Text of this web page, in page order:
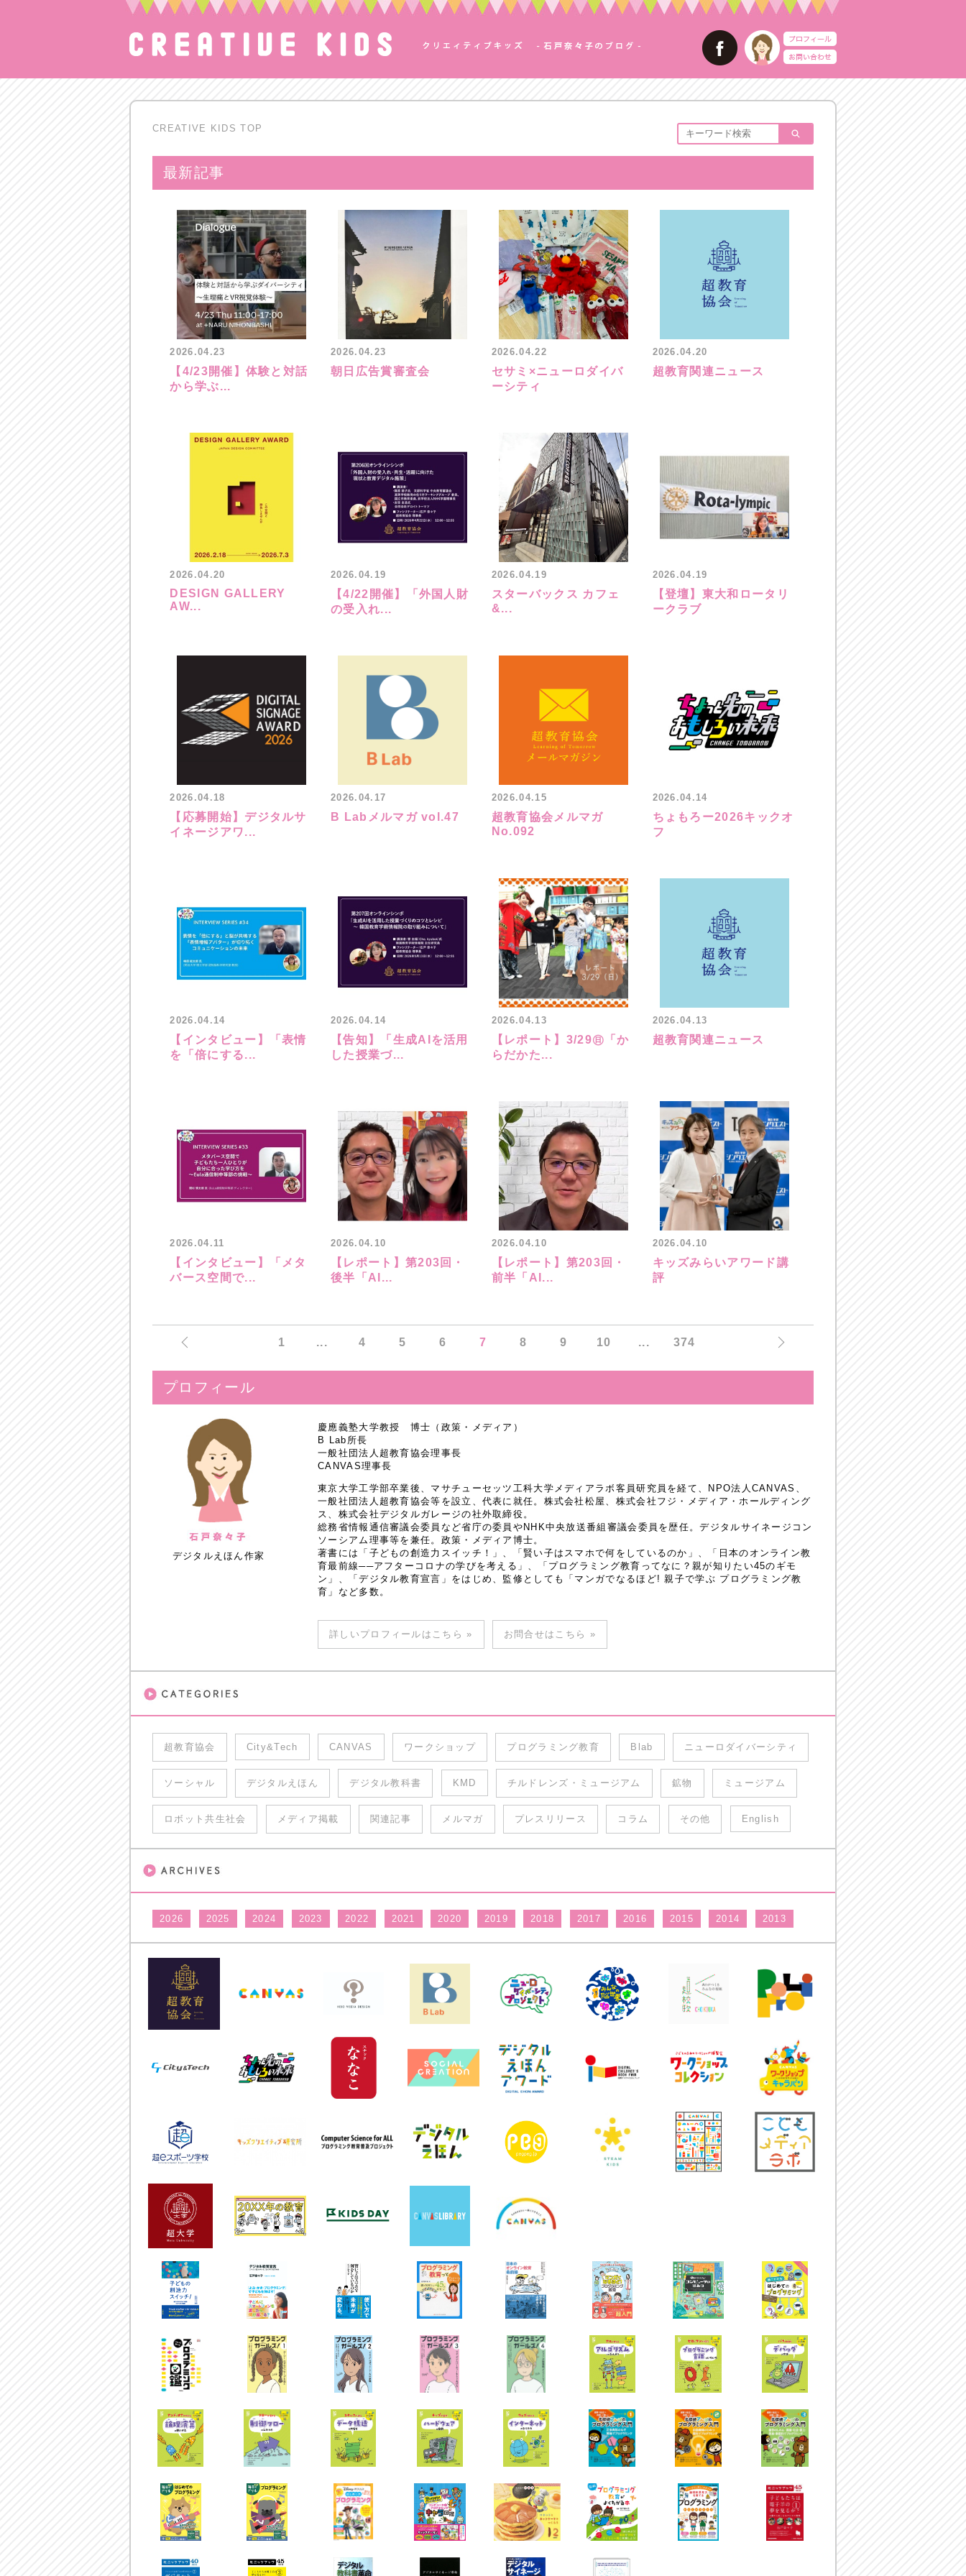
CREATIVE KIDS TOP
最新記事
2026.04.23
【4/23開催】体験と対話
から学ぶ...
2026.04.23
朝日広告賞審査会
2026.04.22
セサミ×ニューロダイバ
ーシティ
2026.04.20
超教育関連ニュース
2026.04.20
DESIGN GALLERY
AW...
2026.04.19
【4/22開催】「外国人財
の受入れ...
2026.04.19
スターバックス カフェ
&...
2026.04.19
【登壇】東大和ロータリ
ークラブ
2026.04.18
【応募開始】デジタルサ
イネージアワ...
2026.04.17
B Labメルマガ vol.47
2026.04.15
超教育協会メルマガ
No.092
2026.04.14
ちょもろー2026キックオ
フ
2026.04.14
【インタビュー】「表情
を「倍にする...
2026.04.14
【告知】「生成AIを活用
した授業づ...
2026.04.13
【レポート】3/29㊐「か
らだかた...
2026.04.13
超教育関連ニュース
2026.04.11
【インタビュー】「メタ
バース空間で...
2026.04.10
【レポート】第203回・
後半「AI...
2026.04.10
【レポート】第203回・
前半「AI...
2026.04.10
キッズみらいアワード講
評
1 ... 4 5 6 7 8 9 10 ... 374
プロフィール
デジタルえほん作家
慶應義塾大学教授 博士（政策・メディア）
B Lab所長
一般社団法人超教育協会理事長
CANVAS理事長
東京大学工学部卒業後、マサチューセッツ工科大学メディアラボ客員研究員を経て、NPO法人CANVAS、
一般社団法人超教育協会等を設立、代表に就任。株式会社松屋、株式会社フジ・メディア・ホールディング
ス、株式会社デジタルガレージの社外取締役。
総務省情報通信審議会委員など省庁の委員やNHK中央放送番組審議会委員を歴任。デジタルサイネージコン
ソーシアム理事等を兼任。政策・メディア博士。
著書には「子どもの創造力スイッチ！」、「賢い子はスマホで何をしているのか」、「日本のオンライン教
育最前線──アフターコロナの学びを考える」、「プログラミング教育ってなに？親が知りたい45のギモ
ン」、「デジタル教育宣言」をはじめ、監修としても「マンガでなるほど! 親子で学ぶ プログラミング教
育」など多数。
詳しいプロフィールはこちら » お問合せはこちら »
超教育協会 City&Tech CANVAS ワークショップ プログラミング教育 Blab ニューロダイバーシティ
ソーシャル デジタルえほん デジタル教科書 KMD チルドレンズ・ミュージアム 鉱物 ミュージアム
ロボット共生社会 メディア掲載 関連記事 メルマガ プレスリリース コラム その他 English
2026 2025 2024 2023 2022 2021 2020 2019 2018 2017 2016 2015 2014 2013